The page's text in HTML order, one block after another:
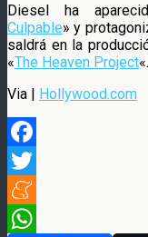
Diesel ha
Culpable» y
saldrá en la
«The Heaven Project«.
Via | Hollywood.com
Facebook
Twitter
Meneame